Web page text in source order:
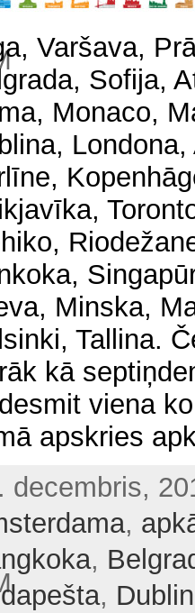
Varšava,
Sofija,
Monaco,
Minska,
Tallina.
kā
viena
apskries
decembris,
,
,
,